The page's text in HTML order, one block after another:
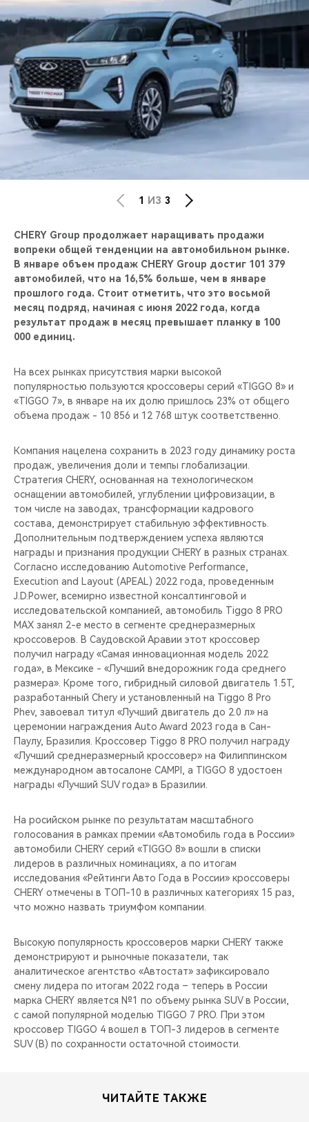
CHERY И СПОРТ
НАШИ МЕРОПРИЯТИЯ
ВИДЕООБЗОРЫ
CHERY ДЛЯ ДЕТЕЙ
1 ИЗ 3
CHERY Group продолжает наращивать продажи
вопреки общей тенденции на автомобильном рынке.
В январе объем продаж CHERY Group достиг 101 379
автомобилей, что на 16,5% больше, чем в январе
прошлого года. Стоит отметить, что это восьмой
месяц подряд, начиная с июня 2022 года, когда
результат продаж в месяц превышает планку в 100
000 единиц.
На всех рынках присутствия марки высокой
популярностью пользуются кроссоверы серий «TIGGO 8» и
«TIGGO 7», в январе на их долю пришлось 23% от общего
объема продаж - 10 856 и 12 768 штук соответственно.
Компания нацелена сохранить в 2023 году динамику роста
продаж, увеличения доли и темпы глобализации.
Стратегия CHERY, основанная на технологическом
оснащении автомобилей, углублении цифровизации, в
том числе на заводах, трансформации кадрового
состава, демонстрирует стабильную эффективность.
Дополнительным подтверждением успеха являются
награды и признания продукции CHERY в разных странах.
Согласно исследованию Automotive Performance,
Execution and Layout (APEAL) 2022 года, проведенным
J.D.Power, всемирно известной консалтинговой и
исследовательской компанией, автомобиль Tiggo 8 PRO
MAX занял 2-е место в сегменте среднеразмерных
кроссоверов. В Саудовской Аравии этот кроссовер
получил награду «Самая инновационная модель 2022
года», в Мексике - «Лучший внедорожник года среднего
размера». Кроме того, гибридный силовой двигатель 1.5T,
разработанный Chery и установленный на Tiggo 8 Pro
Phev, завоевал титул «Лучший двигатель до 2.0 л» на
церемонии награждения Auto Award 2023 года в Сан-
Паулу, Бразилия. Кроссовер Tiggo 8 PRO получил награду
«Лучший среднеразмерный кроссовер» на Филиппинском
международном автосалоне CAMPI, а TIGGO 8 удостоен
награды «Лучший SUV года» в Бразилии.
На росийском рынке по результатам масштабного
голосования в рамках премии «Автомобиль года в России»
автомобили CHERY серий «TIGGO 8» вошли в списки
лидеров в различных номинациях, а по итогам
исследования «Рейтинги Авто Года в России» кроссоверы
CHERY отмечены в ТОП-10 в различных категориях 15 раз,
что можно назвать триумфом компании.
Высокую популярность кроссоверов марки CHERY также
демонстрируют и рыночные показатели, так
аналитическое агентство «Автостат» зафиксировало
смену лидера по итогам 2022 года – теперь в России
марка CHERY является №1 по объему рынка SUV в России,
с самой популярной моделью TIGGO 7 PRO. При этом
кроссовер TIGGO 4 вошел в ТОП-3 лидеров в сегменте
SUV (B) по сохранности остаточной стоимости.
ЧИТАЙТЕ ТАКЖЕ